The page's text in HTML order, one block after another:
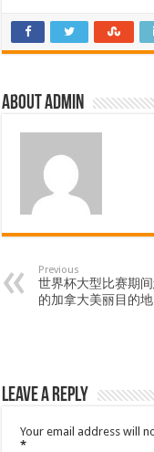
About admin
Previous
世界杯大型比赛期
的加拿大美丽目的地
Leave a Reply
Your email address will
*